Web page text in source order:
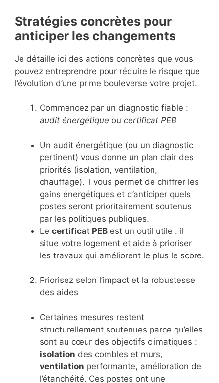
Stratégies concrètes pour
anticiper les changements
Je détaille ici des actions concrètes que vous
pouvez entreprendre pour réduire le risque que
l’évolution d’une prime bouleverse votre projet.
Commencez par un diagnostic fiable :
audit énergétique ou certificat PEB
Un audit énergétique (ou un diagnostic
pertinent) vous donne un plan clair des
priorités (isolation, ventilation,
chauffage). Il vous permet de chiffrer les
gains énergétiques et d’anticiper quels
postes seront prioritairement soutenus
par les politiques publiques.
Le certificat PEB est un outil utile : il
situe votre logement et aide à prioriser
les travaux qui améliorent le plus le score.
Priorisez selon l’impact et la robustesse
des aides
Certaines mesures restent
structurellement soutenues parce qu’elles
sont au cœur des objectifs climatiques :
isolation des combles et murs,
ventilation performante, amélioration de
l’étanchéité. Ces postes ont une